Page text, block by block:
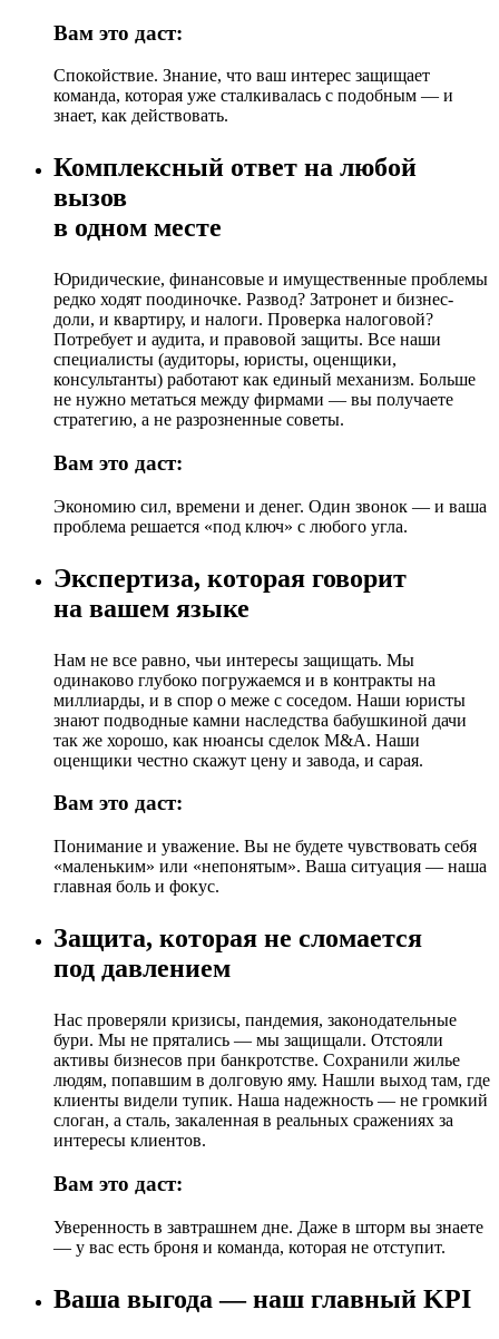
Вам это даст:
Спокойствие. Знание, что ваш интерес защищает
команда, которая уже сталкивалась с подобным — и
знает, как действовать.
Комплексный ответ на любой
вызов
в одном месте
Юридические, финансовые и имущественные проблемы
редко ходят поодиночке. Развод? Затронет и бизнес-
доли, и квартиру, и налоги. Проверка налоговой?
Потребует и аудита, и правовой защиты. Все наши
специалисты (аудиторы, юристы, оценщики,
консультанты) работают как единый механизм. Больше
не нужно метаться между фирмами — вы получаете
стратегию, а не разрозненные советы.
Вам это даст:
Экономию сил, времени и денег. Один звонок — и ваша
проблема решается «под ключ» с любого угла.
Экспертиза, которая говорит
на вашем языке
Нам не все равно, чьи интересы защищать. Мы
одинаково глубоко погружаемся и в контракты на
миллиарды, и в спор о меже с соседом. Наши юристы
знают подводные камни наследства бабушкиной дачи
так же хорошо, как нюансы сделок M&A. Наши
оценщики честно скажут цену и завода, и сарая.
Вам это даст:
Понимание и уважение. Вы не будете чувствовать себя
«маленьким» или «непонятым». Ваша ситуация — наша
главная боль и фокус.
Защита, которая не сломается
под давлением
Нас проверяли кризисы, пандемия, законодательные
бури. Мы не прятались — мы защищали. Отстояли
активы бизнесов при банкротстве. Сохранили жилье
людям, попавшим в долговую яму. Нашли выход там, где
клиенты видели тупик. Наша надежность — не громкий
слоган, а сталь, закаленная в реальных сражениях за
интересы клиентов.
Вам это даст:
Уверенность в завтрашнем дне. Даже в шторм вы знаете
— у вас есть броня и команда, которая не отступит.
Ваша выгода — наш главный KPI